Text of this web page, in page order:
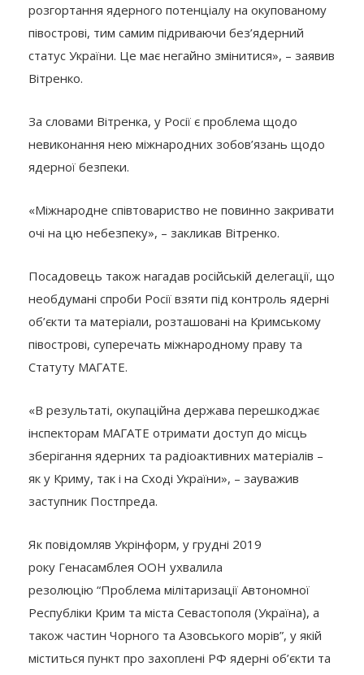
розгортання ядерного потенціалу на окупованому
півострові, тим самим підриваючи без’ядерний
статус України. Це має негайно змінитися», – заявив
Вітренко.
За словами Вітренка, у Росії є проблема щодо
невиконання нею міжнародних зобов’язань щодо
ядерної безпеки.
«Міжнародне співтовариство не повинно закривати
очі на цю небезпеку», – закликав Вітренко.
Посадовець також нагадав російській делегації, що
необдумані спроби Росії взяти під контроль ядерні
об’єкти та матеріали, розташовані на Кримському
півострові, суперечать міжнародному праву та
Статуту МАГАТЕ.
«В результаті, окупаційна держава перешкоджає
інспекторам МАГАТЕ отримати доступ до місць
зберігання ядерних та радіоактивних матеріалів –
як у Криму, так і на Сході України», – зауважив
заступник Постпреда.
Як повідомляв Укрінформ, у грудні 2019
року Генасамблея ООН ухвалила
резолюцію “Проблема мілітаризації Автономної
Республіки Крим та міста Севастополя (Україна), а
також частин Чорного та Азовського морів”, у якій
міститься пункт про захоплені РФ ядерні об’єкти та